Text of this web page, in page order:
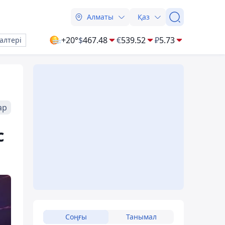
Алматы Қаз
+20°$467.48 €539.52 ₽5.73
Соңғы Танымал